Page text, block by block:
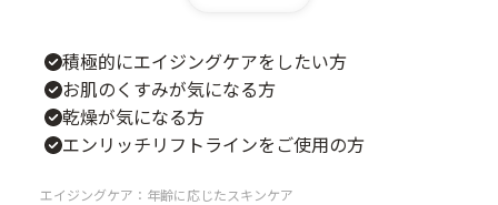
ランキング商品
積極的にエイジングケアをしたい方
お肌のくすみが気になる方
乾燥が気になる方
エンリッチリフトラインをご使用の方
エイジングケア：年齢に応じたスキンケア